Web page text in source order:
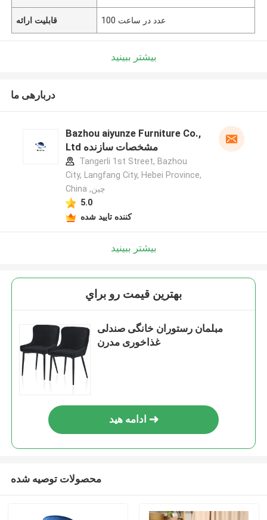
قابلیت ارائه 100 عدد در ساعت
بیشتر ببینید
دربارهی ما
Bazhou aiyunze Furniture Co.,
Ltd مشخصات سازنده
Tangerli 1st Street, Bazhou
City, Langfang City, Hebei Province,
China ,چین
5.0
کننده تایید شده
بیشتر ببینید
بهترين قيمت رو براي
مبلمان رستوران خانگی صندلی
غذاخوری مدرن
ادامه هید
محصولات توصیه شده